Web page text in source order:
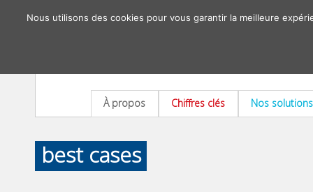
À propos Chiffres clés Nos solutions
best cases
Nous utilisons des cookies pour vous garantir la meilleure